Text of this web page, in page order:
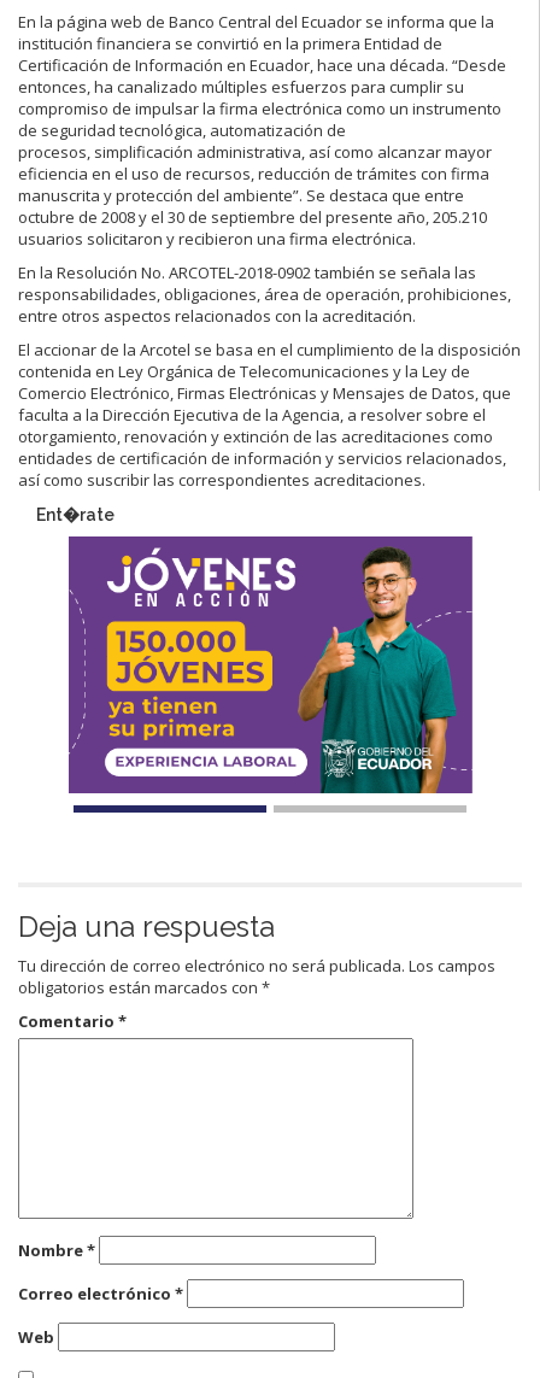
En la página web de Banco Central del Ecuador se informa que la
institución financiera se convirtió en la primera Entidad de
Certificación de Información en Ecuador, hace una década. “Desde
entonces, ha canalizado múltiples esfuerzos para cumplir su
compromiso de impulsar la firma electrónica como un instrumento
de seguridad tecnológica, automatización de
procesos, simplificación administrativa, así como alcanzar mayor
eficiencia en el uso de recursos, reducción de trámites con firma
manuscrita y protección del ambiente”. Se destaca que entre
octubre de 2008 y el 30 de septiembre del presente año, 205.210
usuarios solicitaron y recibieron una firma electrónica.
En la Resolución No. ARCOTEL-2018-0902 también se señala las
responsabilidades, obligaciones, área de operación, prohibiciones,
entre otros aspectos relacionados con la acreditación.
El accionar de la Arcotel se basa en el cumplimiento de la disposición
contenida en Ley Orgánica de Telecomunicaciones y la Ley de
Comercio Electrónico, Firmas Electrónicas y Mensajes de Datos, que
faculta a la Dirección Ejecutiva de la Agencia, a resolver sobre el
otorgamiento, renovación y extinción de las acreditaciones como
entidades de certificación de información y servicios relacionados,
así como suscribir las correspondientes acreditaciones.
Ent�rate
Deja una respuesta
Tu dirección de correo electrónico no será publicada. Los campos
obligatorios están marcados con *
Comentario *
Nombre*
Correo electrónico *
Web